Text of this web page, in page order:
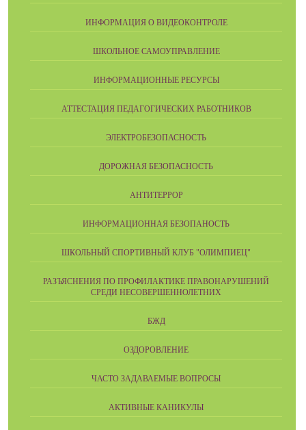
ИНФОРМАЦИЯ О ВИДЕОКОНТРОЛЕ
ШКОЛЬНОЕ САМОУПРАВЛЕНИЕ
ИНФОРМАЦИОННЫЕ РЕСУРСЫ
АТТЕСТАЦИЯ ПЕДАГОГИЧЕСКИХ РАБОТНИКОВ
ЭЛЕКТРОБЕЗОПАСНОСТЬ
ДОРОЖНАЯ БЕЗОПАСНОСТЬ
АНТИТЕРРОР
ИНФОРМАЦИОННАЯ БЕЗОПАНОСТЬ
ШКОЛЬНЫЙ СПОРТИВНЫЙ КЛУБ "ОЛИМПИЕЦ"
РАЗЪЯСНЕНИЯ ПО ПРОФИЛАКТИКЕ ПРАВОНАРУШЕНИЙ
СРЕДИ НЕСОВЕРШЕННОЛЕТНИХ
БЖД
ОЗДОРОВЛЕНИЕ
ЧАСТО ЗАДАВАЕМЫЕ ВОПРОСЫ
АКТИВНЫЕ КАНИКУЛЫ